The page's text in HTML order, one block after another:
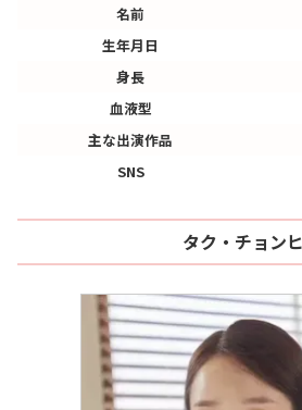
名前
生年月日
身長
血液型
主な出演作品
SNS
タク・チョンヒ